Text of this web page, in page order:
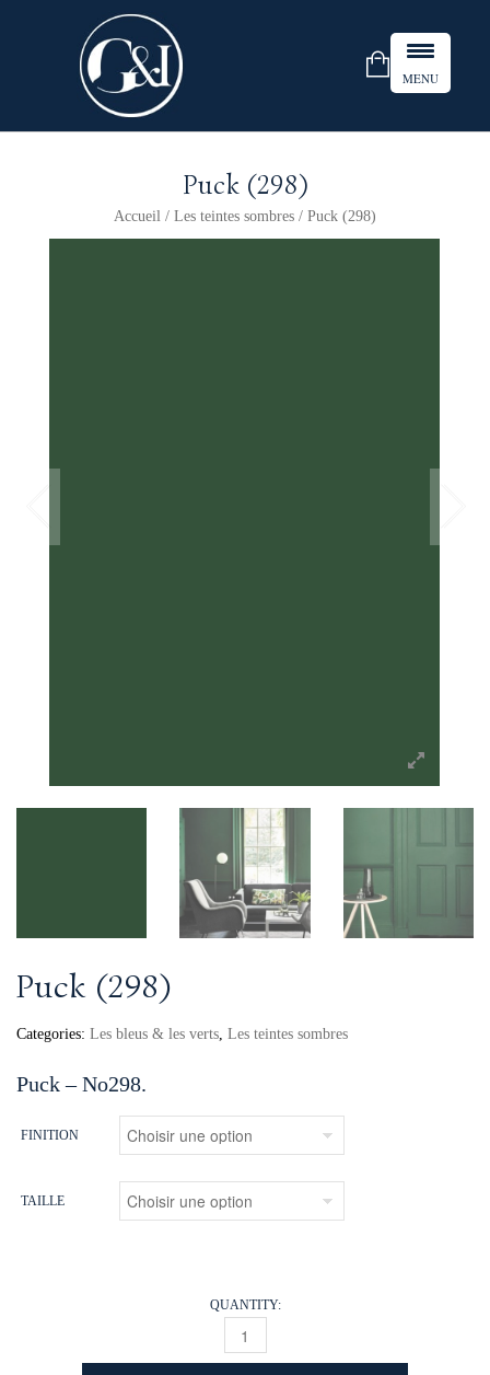
Puck (298)
Accueil / Les teintes sombres / Puck (298)
Puck (298)
Categories: Les bleus & les verts, Les teintes sombres
Puck – No298.
FINITION
TAILLE
QUANTITY:
PUCK (298) QUANTITY
MENU